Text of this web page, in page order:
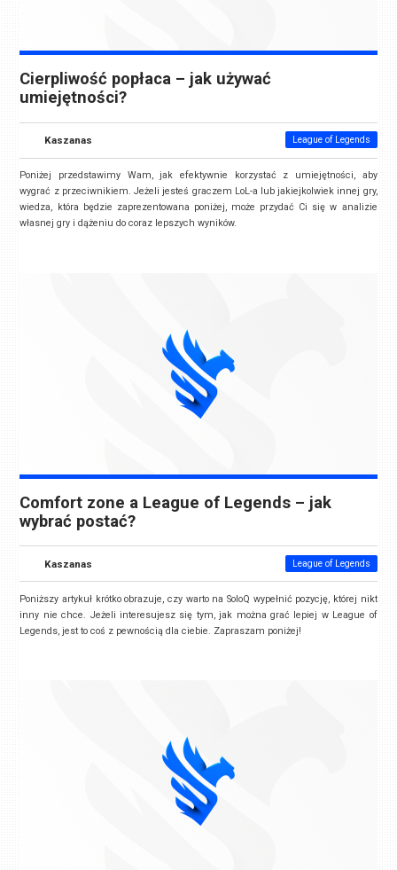
Cierpliwość popłaca – jak używać
umiejętności?
Kaszanas League of Legends
Poniżej przedstawimy Wam, jak efektywnie korzystać z umiejętności, aby
wygrać z przeciwnikiem. Jeżeli jesteś graczem LoL-a lub jakiejkolwiek innej gry,
wiedza, która będzie zaprezentowana poniżej, może przydać Ci się w analizie
własnej gry i dążeniu do coraz lepszych wyników.
Comfort zone a League of Legends – jak
wybrać postać?
Kaszanas League of Legends
Poniższy artykuł krótko obrazuje,czy warto na SoloQ wypełnić pozycję, której nikt
inny nie chce. Jeżeli interesujesz się tym, jak można grać lepiej w League of
Legends, jest to coś z pewnością dla ciebie. Zapraszam poniżej!